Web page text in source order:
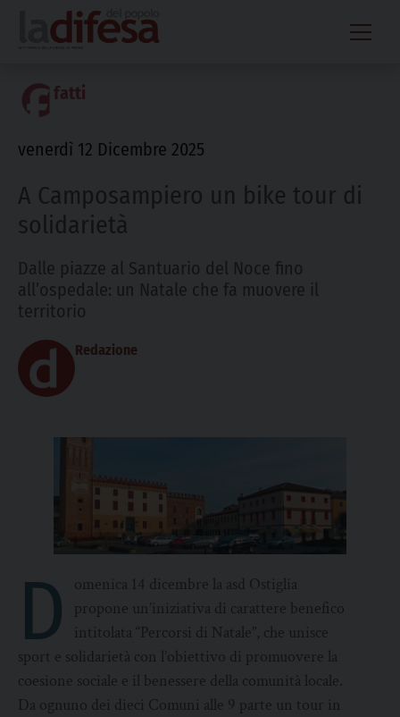
content
fatti
venerdì 12 Dicembre 2025
A Camposampiero un bike tour di
solidarietà
Dalle piazze al Santuario del Noce fino
all’ospedale: un Natale che fa muovere il
territorio
Redazione
D
omenica 14 dicembre la asd Ostiglia
propone un’iniziativa di carattere benefico
intitolata “Percorsi di Natale”, che unisce
sport e solidarietà con l’obiettivo di promuovere la
coesione sociale e il benessere della comunità locale.
Da ognuno dei dieci Comuni alle 9 parte un tour in